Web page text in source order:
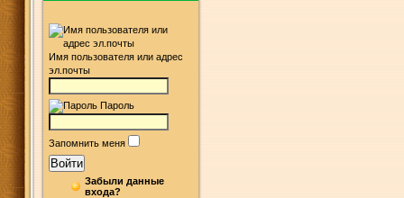
Имя пользователя или адрес
эл.почты
Пароль
Запомнить меня
Войти
Забыли данные
входа?